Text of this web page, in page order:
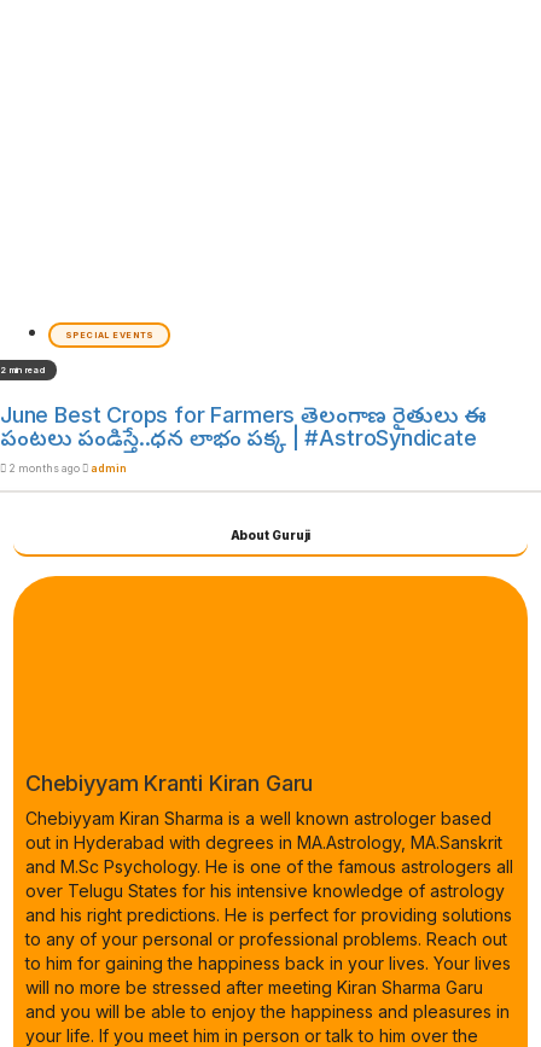
SPECIAL EVENTS
2 min read
June Best Crops for Farmers తెలంగాణ రైతులు ఈ
పంటలు పండిస్తే..ధన లాభం పక్క | #AstroSyndicate
2 months ago admin
About Guruji
Chebiyyam Kranti Kiran Garu
Chebiyyam Kiran Sharma is a well known astrologer based
out in Hyderabad with degrees in MA.Astrology, MA.Sanskrit
and M.Sc Psychology. He is one of the famous astrologers all
over Telugu States for his intensive knowledge of astrology
and his right predictions. He is perfect for providing solutions
to any of your personal or professional problems. Reach out
to him for gaining the happiness back in your lives. Your lives
will no more be stressed after meeting Kiran Sharma Garu
and you will be able to enjoy the happiness and pleasures in
your life. If you meet him in person or talk to him over the